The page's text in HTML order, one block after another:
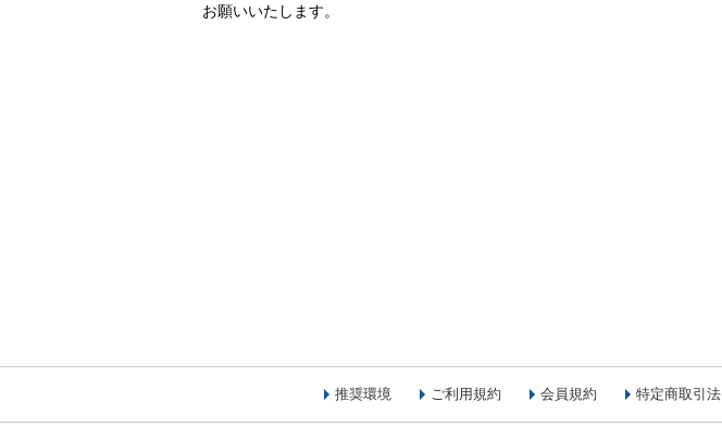
お願いいたします。
推奨環境 ご利用規約 会員規約 特定商取引法